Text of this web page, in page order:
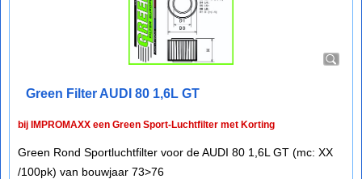
Green Filter AUDI 80 1,6L GT
bij IMPROMAXX een Green Sport-Luchtfilter met Korting
Green Rond Sportluchtfilter voor de AUDI 80 1,6L GT (mc: XX
/100pk) van bouwjaar 73>76